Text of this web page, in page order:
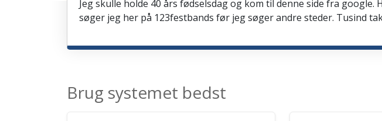
Jeg skulle holde 40 års fødselsdag og kom til denne side fra
søger jeg her på 123festbands før jeg søger andre steder. Tusind
Brug systemet bedst